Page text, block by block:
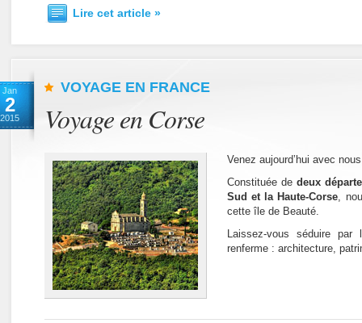
Lire cet article »
Jan
2
2015
VOYAGE EN FRANCE
Voyage en Corse
Venez aujourd’hui avec
Constituée dedeux
Sud et la Haute-Corse,
cette île de Beauté.
Laissez-vous séduire par
renferme : architecture,